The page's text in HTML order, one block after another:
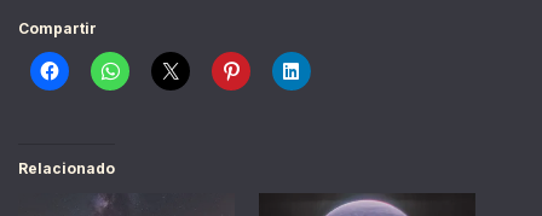
Compartir
Relacionado